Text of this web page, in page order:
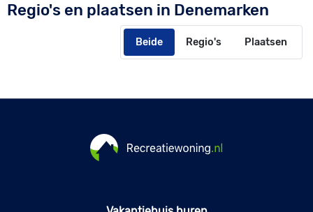
Regio's en plaatsen in Denemarken
Beide Regio's Plaatsen